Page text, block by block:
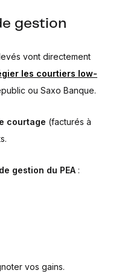
gestion
vont directement
les courtiers low-
ou Saxo Banque.
courtage (facturés à
gestion du PEA :
vos gains.